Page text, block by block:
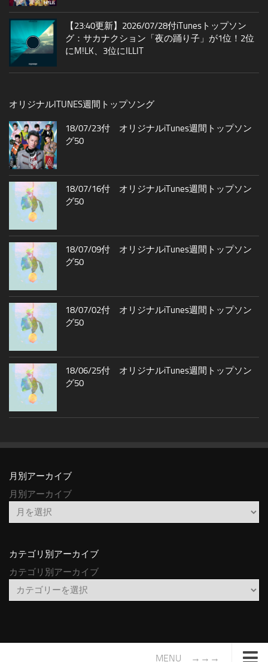
【23:40更新】2026/07/28付iTunesトップソン
グ：サカナクション「夜の踊り子」が1位！2位
にM!LK、3位にILLIT
オリジナルITUNES週間トップソング
18/07/23付 オリジナルiTunes週間トップソン
グ50
18/07/16付 オリジナルiTunes週間トップソン
グ50
18/07/09付 オリジナルiTunes週間トップソン
グ50
18/07/02付 オリジナルiTunes週間トップソン
グ50
18/06/25付 オリジナルiTunes週間トップソン
グ50
月別アーカイブ
月別アーカイブ
カテゴリ別アーカイブ
カテゴリ別アーカイブ
MENU →→→